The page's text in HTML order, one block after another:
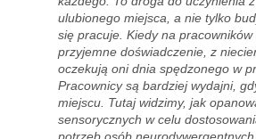
ulubionego miejsca, a nie tylko
się pracuje. Kiedy na pracowników
przyjemne doświadczenie, z
oczekują oni dnia spędzonego w
Pracownicy są bardziej wydajni,
miejscu. Tutaj widzimy, jak
sensorycznych w celu